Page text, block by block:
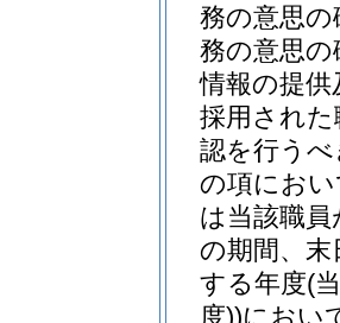
務の意思
務の意思
情報の提
採用された
認を行う
の項にお
は当該職
の期間、
する年度(
度))におい